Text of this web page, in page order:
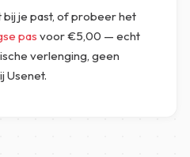
bij je past, of probeer het
pas voor€5,00 — echt
verlenging, geen
Usenet.